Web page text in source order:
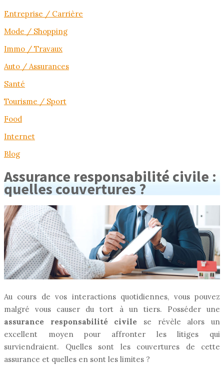
Entreprise / Carrière
Mode / Shopping
Immo / Travaux
Auto / Assurances
Santé
Tourisme / Sport
Food
Internet
Blog
Assurance responsabilité civile :
quelles couvertures ?
Au cours de vos interactions quotidiennes, vous pouvez
malgré vous causer du tort à un tiers. Posséder une
assurance responsabilité civile se révèle alors un
excellent moyen pour affronter les litiges qui
surviendraient. Quelles sont les couvertures de cette
assurance et quelles en sont les limites ?